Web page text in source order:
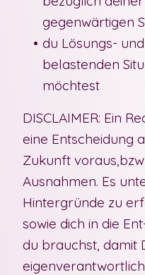
gegenwärtigen
du Lösungs-
belastenden
möchtest
DISCLAIMER: Ein
eine Entscheidung
Zukunft
Ausnahmen. Es
Hintergründe zu
sowie dich in die
du brauchst, damit